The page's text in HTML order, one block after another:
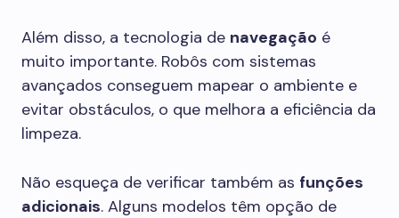
Além disso, a tecnologia de navegação é
muito importante. Robôs com sistemas
avançados conseguem mapear o ambiente e
evitar obstáculos, o que melhora a eficiência da
limpeza.
Não esqueça de verificar também as funções
adicionais. Alguns modelos têm opção de